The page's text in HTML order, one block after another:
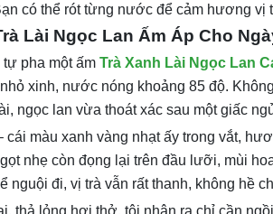
có thể rót từng nước để cảm hương vị
Lài Ngọc Lan Ấm Áp Cho
pha một ấm Trà Xanh Lài Ngọc Lan
xinh, nước nóng khoảng 85 độ.
ngọc lan vừa thoát xác sau một giấc
màu xanh vàng nhạt ấy trong vắt,
nhẹ còn đọng lại trên đầu lưỡi, mùi
nguội đi, vị trà vẫn rất thanh, không hề
thả lỏng hơi thở, tôi nhận ra chỉ cần